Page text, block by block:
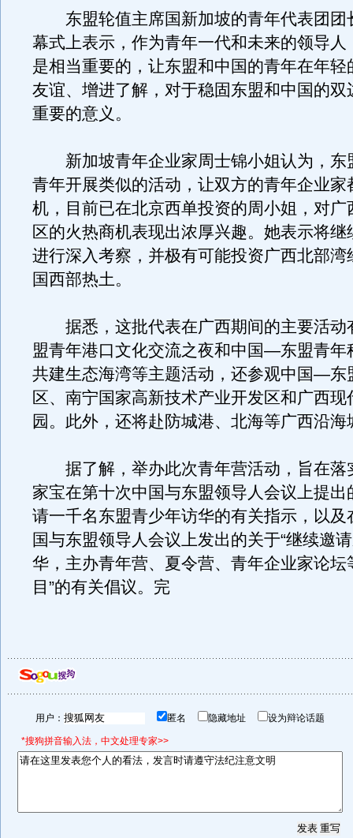
东盟轮值主席国新加坡的青年代表团团
幕式上表示，作为青年一代和未来的领导人
是相当重要的，让东盟和中国的青年在年轻
友谊、增进了解，对于稳固东盟和中国的双
重要的意义。
新加坡青年企业家周士锦小姐认为，东
青年开展类似的活动，让双方的青年企业家
机，目前已在北京西单投资的周小姐，对广
区的火热商机表现出浓厚兴趣。她表示将继
进行深入考察，并极有可能投资广西北部湾
国西部热土。
据悉，这批代表在广西期间的主要活动
盟青年港口文化交流之夜和中国—东盟青年
共建生态海湾等主题活动，还参观中国—东
区、南宁国家高新技术产业开发区和广西现
园。此外，还将赴防城港、北海等广西沿海
据了解，举办此次青年营活动，旨在落
家宝在第十次中国与东盟领导人会议上提出
请一千名东盟青少年访华的有关指示，以及
国与东盟领导人会议上发出的关于“继续邀
华，主办青年营、夏令营、青年企业家论坛
目”的有关倡议。完
用户： 匿名 隐藏地址 设为辩论话题
*搜狗拼音输入法，中文处理专家>>